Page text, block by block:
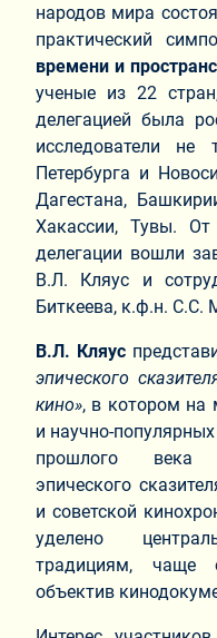
народов мира
практический
времени и
ученые из 22
делегацией была
исследователи
Петербурга и
Дагестана,
Хакассии, Тувы.
делегации вошли
В.Л. Кляус и
Биткеева, к.ф.н. С.С.
В.Л. Кляус
эпического
кино», в котором на
и научно-
прошлого века
эпического
и советской
уделено
традициям, чаще
объектив